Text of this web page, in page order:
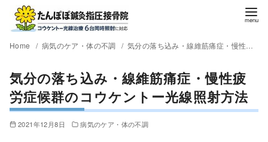
Home 病気のケア・体の不調 気分の落ち込み・線維筋痛症・慢性疲労症候群のコウケントー光線照射方法
気分の落ち込み・線維筋痛症・慢性疲
労症候群のコウケントー光線照射方法
2021年12月8日 病気のケア・体の不調